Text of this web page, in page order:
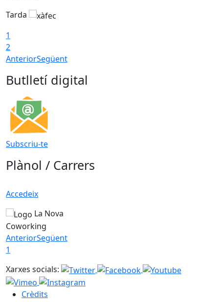
Tarda
1
2
AnteriorSegüent
Butlletí digital
Subscriu-te
Plànol / Carrers
Accedeix
La Nova
Coworking
AnteriorSegüent
1
Xarxes socials:
Crèdits